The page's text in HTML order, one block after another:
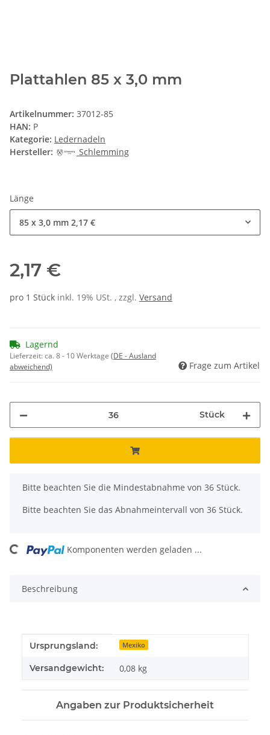
Plattahlen 85 x 3,0 mm
Artikelnummer: 37012-85
HAN: P
Kategorie: Ledernadeln
Hersteller:
Schlemming
Länge
85 x 3,0 mm 2,17 €
2,17 €
pro 1 Stück inkl. 19% USt. , zzgl. Versand
Lagernd
Lieferzeit:ca. 8 - 10 Werktage (DE - Ausland
abweichend)
Frage zum Artikel
Stück
x
Bitte beachten Sie die Mindestabnahme von 36 Stück.
Bitte beachten Sie das Abnahmeintervall von 36 Stück.
Loading... Komponenten werden geladen ...
Beschreibung
Produkteigenschaft
Wert
Ursprungsland: Mexiko
Versandgewicht: 0,08 kg
Angaben zur Produktsicherheit